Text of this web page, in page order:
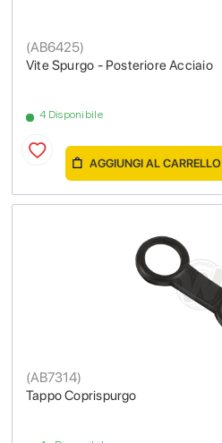
Vite Spurgo - Posteriore Acciaio
(AB6425)
4 Disponibile
AGGIUNGI AL CARRELLO
Tappo Coprispurgo
(AB7314)